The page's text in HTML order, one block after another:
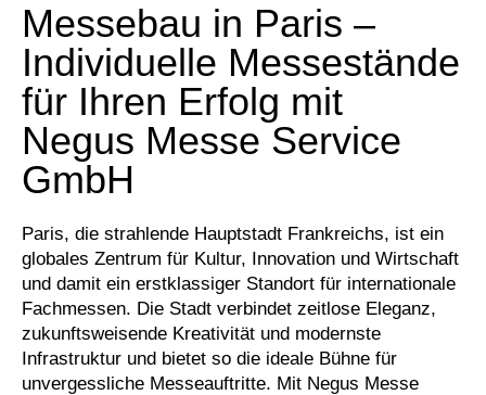
Messebau in Paris –
Individuelle Messestände
für Ihren Erfolg mit
Negus Messe Service
GmbH
Paris, die strahlende Hauptstadt Frankreichs, ist ein
globales Zentrum für Kultur, Innovation und Wirtschaft
und damit ein erstklassiger Standort für internationale
Fachmessen. Die Stadt verbindet zeitlose Eleganz,
zukunftsweisende Kreativität und modernste
Infrastruktur und bietet so die ideale Bühne für
unvergessliche Messeauftritte. Mit Negus Messe